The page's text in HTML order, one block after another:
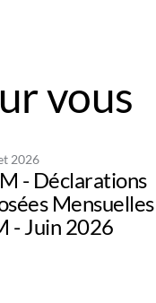
vous
2026
- Déclarations
- Juin 2026